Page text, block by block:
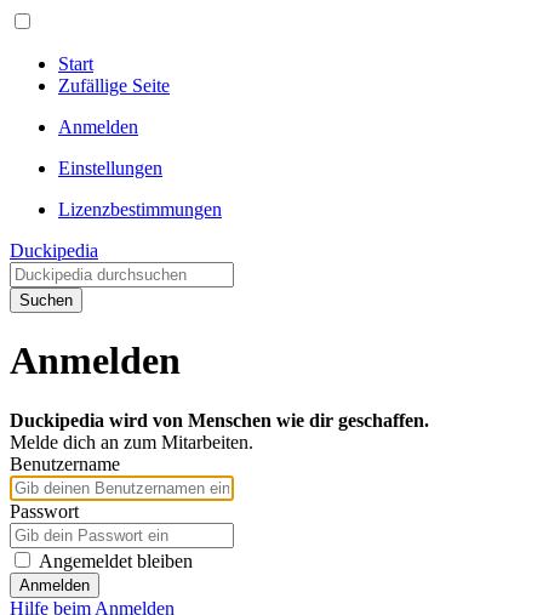
Start
Zufällige Seite
Anmelden
Einstellungen
Lizenzbestimmungen
Duckipedia
Suchen
Anmelden
Duckipedia wird von Menschen wie dir geschaffen.
Melde dich an zum Mitarbeiten.
Benutzername
Passwort
Angemeldet bleiben
Anmelden
Hilfe beim Anmelden